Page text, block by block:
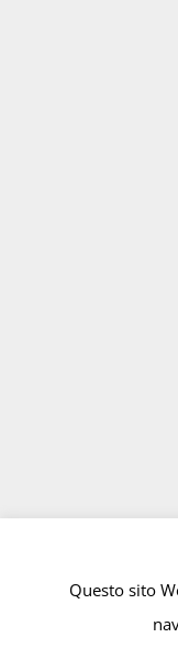
Questo sito